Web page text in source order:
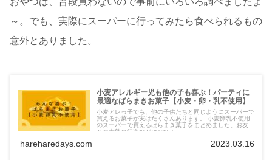
～。でも、実際にスーパーに行ってみたら食べられるもの
意外とありました。
小麦アレルギー児も他の子も喜ぶ！パーティに
最適なばらまきお菓子【小麦・卵・乳不使用】
小麦アレっ子でも、他の子供たちと同じようにスーパーで
買えるお菓子が実はたくさんあります。 小麦卵乳不使用
のスーパーで買えるばらまき菓子をまとめました。お友達
との大勢の行楽などにぜひ！
hareharedays.com 2023.03.16